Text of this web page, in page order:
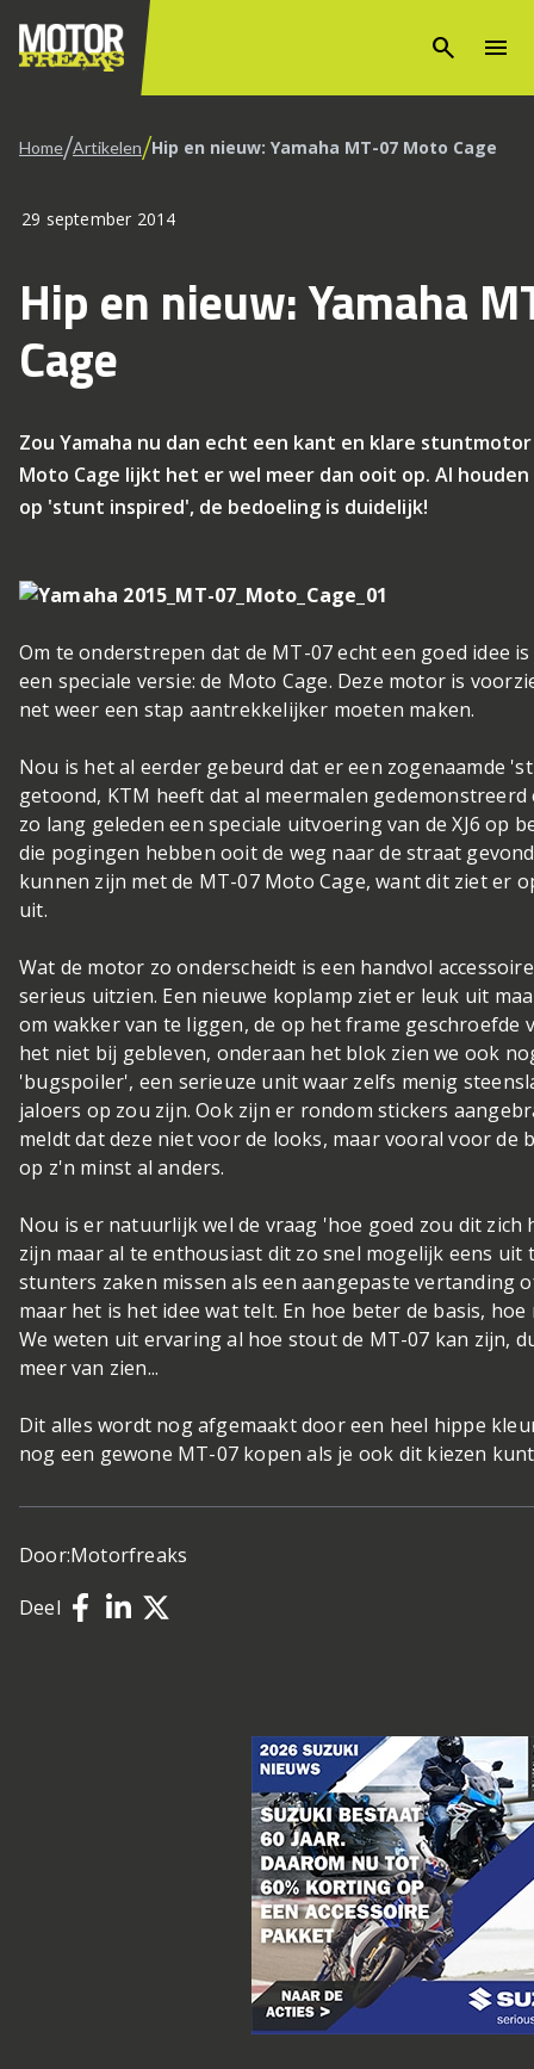
search menu
Home/Artikelen/Hip en nieuw: Yamaha MT-07 Moto Cage
29 september 2014
Hip en nieuw: Yamaha
Cage
Zou Yamaha nu dan echt een kant en klare
Moto Cage lijkt het er wel meer dan ooit op. Al
op 'stunt inspired', de bedoeling is duidelijk!
Om te onderstrepen dat de MT-07 echt een goed idee
een speciale versie: de Moto Cage. Deze motor is
net weer een stap aantrekkelijker moeten maken.
Nou is het al eerder gebeurd dat er een zogenaamde
getoond, KTM heeft dat al meermalen
zo lang geleden een speciale uitvoering van de XJ6 op
die pogingen hebben ooit de weg naar de straat
kunnen zijn met de MT-07 Moto Cage, want dit ziet er
uit.
Wat de motor zo onderscheidt is een handvol
serieus uitzien. Een nieuwe koplamp ziet er leuk uit
om wakker van te liggen, de op het frame geschroefde
het niet bij gebleven, onderaan het blok zien we ook
'bugspoiler', een serieuze unit waar zelfs menig
jaloers op zou zijn. Ook zijn er rondom stickers
meldt dat deze niet voor de looks, maar vooral voor de
op z'n minst al anders.
Nou is er natuurlijk wel de vraag 'hoe goed zou dit
zijn maar al te enthousiast dit zo snel mogelijk eens uit
stunters zaken missen als een aangepaste vertanding
maar het is het idee wat telt. En hoe beter de basis,
We weten uit ervaring al hoe stout de MT-07 kan zijn,
meer van zien...
Dit alles wordt nog afgemaakt door een heel hippe
nog een gewone MT-07 kopen als je ook dit kiezen
Door:Motorfreaks
Deel